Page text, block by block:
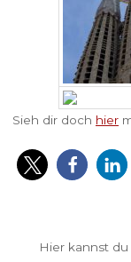
Sieh dir doch hier
Hier kannst